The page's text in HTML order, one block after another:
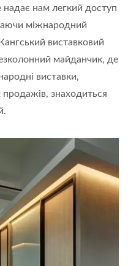
надає нам легкий доступ
міжнародний
виставковий
майданчик, де
виставки,
знаходиться